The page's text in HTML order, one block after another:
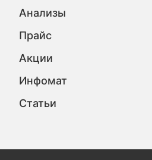
Анализы
Прайс
Акции
Инфомат
Статьи